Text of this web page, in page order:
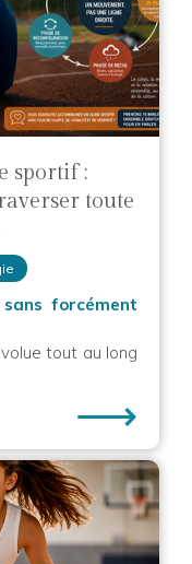
sportif :
toute
sans forcément
tout au long
⟶